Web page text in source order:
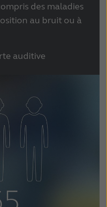
des maladies
au bruit ou à
auditive